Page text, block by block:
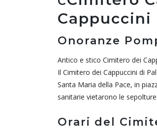
Cappuccini
Onoranze
Antico e stico Cimitero dei
Il Cimitero dei Cappuccini di
Santa Maria della Pace, in
sanitarie vietarono le
Orari del